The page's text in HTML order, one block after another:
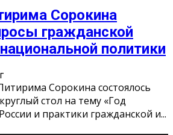
Сорокина
гражданской
политики
Сорокина состоялось
стол на тему «Год
и практики гражданской и...